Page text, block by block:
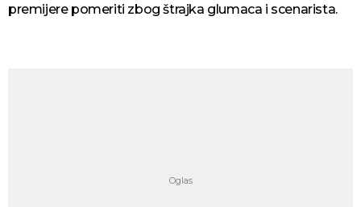
premijere pomeriti zbog štrajka glumaca i scenarista.